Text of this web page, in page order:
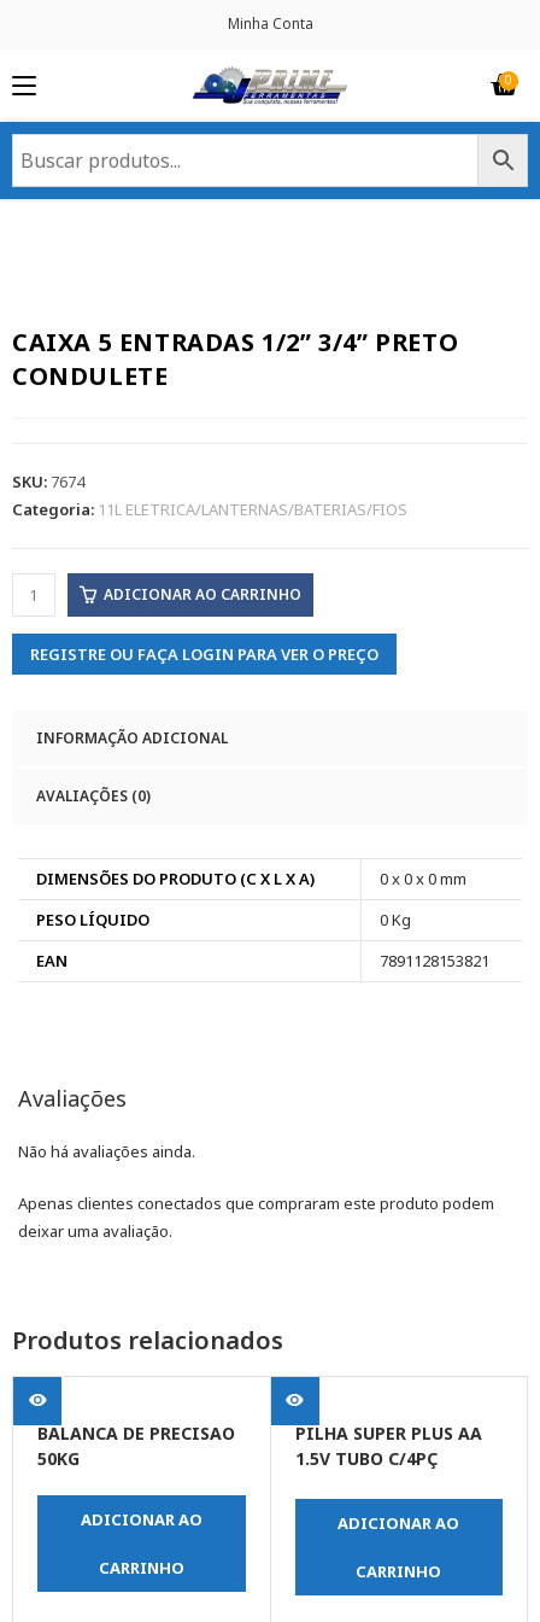
Minha Conta
CAIXA 5 ENTRADAS 1/2” 3/4” PRETO
CONDULETE
SKU: 7674
Categoria: 11L ELETRICA/LANTERNAS/BATERIAS/FIOS
ADICIONAR AO CARRINHO
REGISTRE OU FAÇA LOGIN PARA VER O PREÇO
INFORMAÇÃO ADICIONAL
AVALIAÇÕES (0)
DIMENSÕES DO PRODUTO (C X L X A)
0 x 0 x 0 mm
PESO LÍQUIDO
0 Kg
EAN
7891128153821
Avaliações
Não há avaliações ainda.
Apenas clientes conectados que compraram este produto podem
deixar uma avaliação.
Produtos relacionados
BALANCA DE PRECISAO
50KG
ADICIONAR AO
CARRINHO
PILHA SUPER PLUS AA
1.5V TUBO C/4PÇ
ADICIONAR AO
CARRINHO